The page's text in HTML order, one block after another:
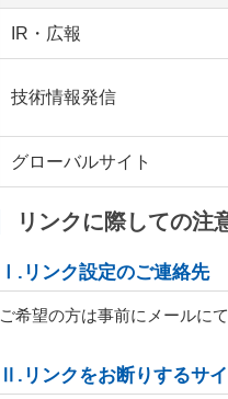
IR・広報
技術情報発信
グローバルサイト
リンクに際しての注
Ⅰ.リンク設定のご連絡先
ご希望の方は事前にメールに
Ⅱ.リンクをお断りするサ